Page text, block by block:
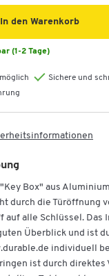
In den Warenkorb
(1-2 Tage)
Sichere und
Box" aus
durch die Türöffnung
alle Schlüssel. Das
Überblick und ist
individuell
ist durch direktes